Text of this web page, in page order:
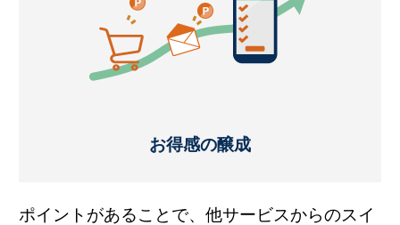
お得感の醸成
ポイントがあることで、他サービスからのスイ